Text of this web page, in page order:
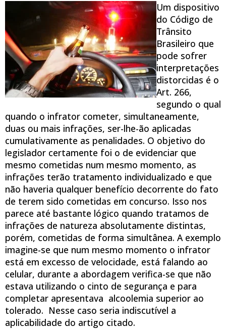
Um dispositivo
do Código de
Trânsito
Brasileiro que
pode sofrer
interpretações
distorcidas é o
Art. 266,
segundo o qual
quando o infrator cometer, simultaneamente,
duas ou mais infrações, ser-lhe-ão aplicadas
cumulativamente as penalidades. O objetivo do
legislador certamente foi o de evidenciar que
mesmo cometidas num mesmo momento, as
infrações terão tratamento individualizado e que
não haveria qualquer benefício decorrente do fato
de terem sido cometidas em concurso. Isso nos
parece até bastante lógico quando tratamos de
infrações de natureza absolutamente distintas,
porém, cometidas de forma simultânea. A exemplo
imagine-se que num mesmo momento o infrator
está em excesso de velocidade, está falando ao
celular, durante a abordagem verifica-se que não
estava utilizando o cinto de segurança e para
completar apresentava alcoolemia superior ao
tolerado. Nesse caso seria indiscutível a
aplicabilidade do artigo citado.